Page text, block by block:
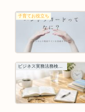
子育てお役立ち
ビジネス実務法務検定3級